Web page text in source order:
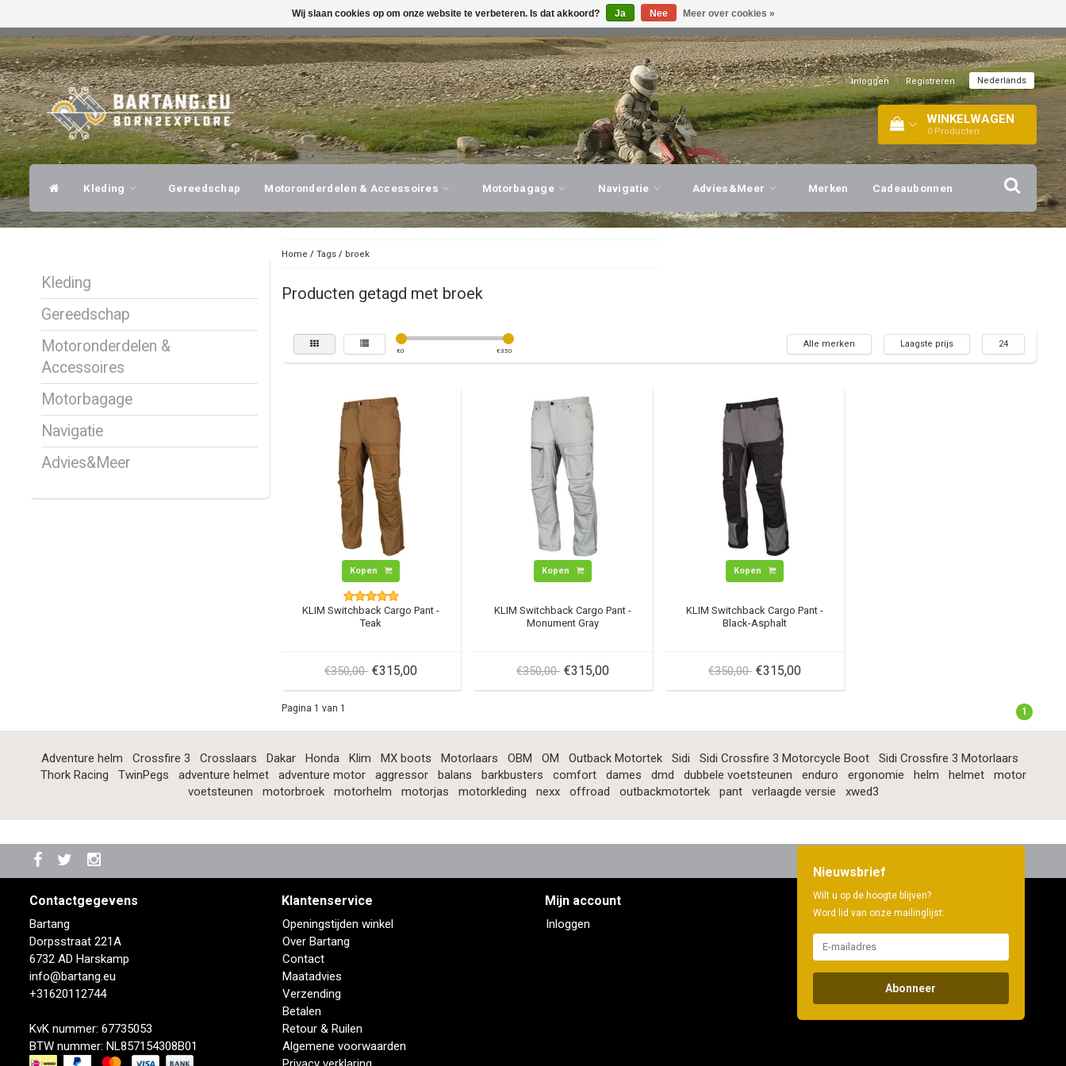
DESKUNDIG ADVIES, PERSOONLIJKE SERVICE! BEZOEK ONZE WINKEL!
Inloggen | Registreren Nederlands
WINKELWAGEN
0 Producten
Kleding Gereedschap Motoronderdelen & Accessoires Motorbagage Navigatie Advies&Meer Merken Cadeaubonnen
Kleding
Gereedschap
Motoronderdelen &
Accessoires
Motorbagage
Navigatie
Advies&Meer
Home / Tags/ broek
Producten getagd met broek
€0 €350
Alle merken Laagste prijs 24
Kopen
KLIM Switchback Cargo Pant -
Teak
€350,00 €315,00
Kopen
KLIM Switchback Cargo Pant -
Monument Gray
€350,00 €315,00
Kopen
KLIM Switchback Cargo Pant -
Black-Asphalt
€350,00 €315,00
Pagina 1 van 1 1
Adventure helm Crossfire 3 Crosslaars Dakar Honda Klim MX boots Motorlaars OBM OM Outback Motortek Sidi Sidi Crossfire 3 Motorcycle Boot
Sidi Crossfire 3 Motorlaars
Thork Racing
TwinPegs adventure helmet adventure motor aggressor balans barkbusters comfort dames dmd dubbele voetsteunen enduro ergonomie helm helmet
motor
voetsteunen
motorbroek motorhelm motorjas motorkleding nexx offroad outbackmotortek pant verlaagde versie xwed3
Contactgegevens
Bartang
Dorpsstraat 221A
6732 AD Harskamp
info@bartang.eu
+31620112744
KvK nummer: 67735053
BTW nummer: NL857154308B01
Klantenservice
Openingstijden winkel
Over Bartang
Contact
Maatadvies
Verzending
Betalen
Retour & Ruilen
Algemene voorwaarden
Mijn account
Inloggen
Nieuwsbrief
Wilt u op de hoogte blijven?
Word lid van onze mailinglijst:
Abonneer
Wij slaan cookies op om onze website te verbeteren. Is dat akkoord? Ja Nee Meer over cookies »